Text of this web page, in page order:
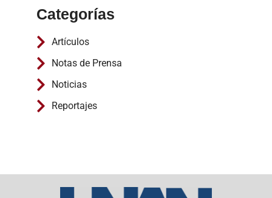
Categorías
Artículos
Notas de Prensa
Noticias
Reportajes